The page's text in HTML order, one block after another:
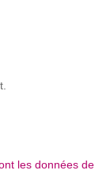
les données de